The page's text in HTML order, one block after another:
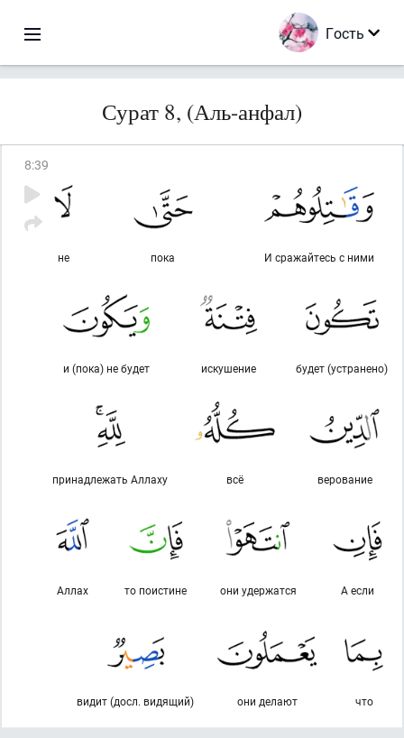
Гость
Сурат 8, (Аль-анфал)
8:39
И сражайтесь с ними
пока
не
будет (устранено)
искушение
и (пока) не будет
верование
всё
принадлежать Аллаху
А если
они удержатся
то поистине
Аллах
что
они делают
видит (досл. видящий)